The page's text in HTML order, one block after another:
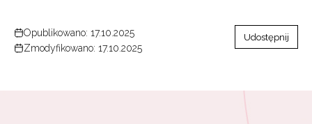
Opublikowano: 17.10.2025
Zmodyfikowano: 17.10.2025
Udostępnij